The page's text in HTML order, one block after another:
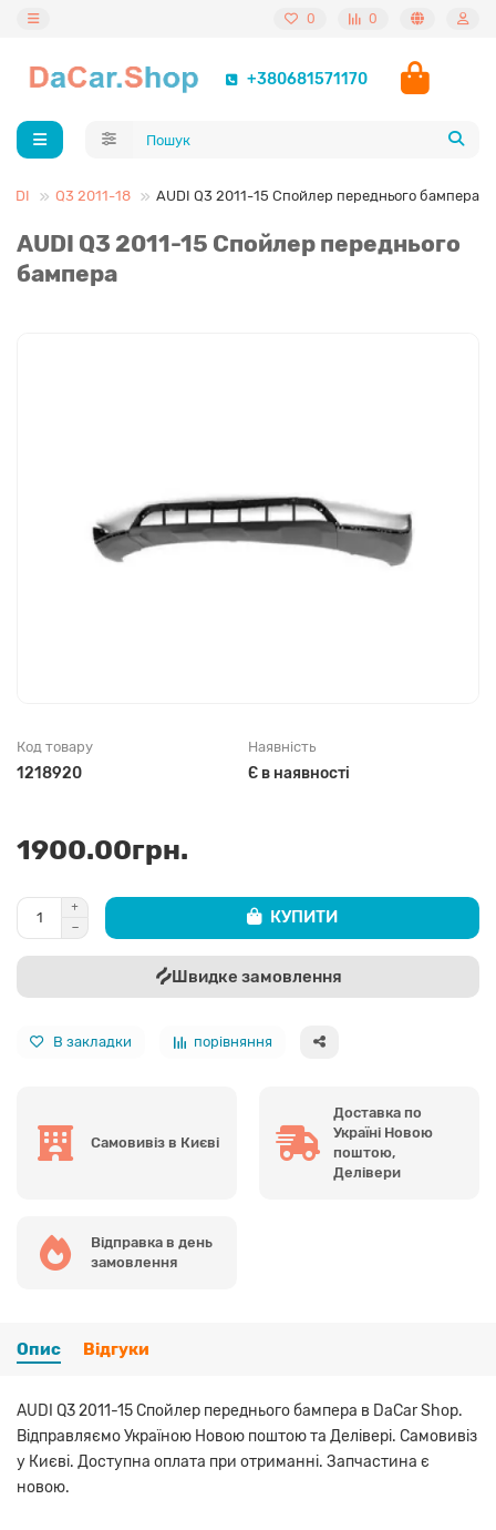
0 0
+380681571170
Q3 2011-18 AUDI Q3 2011-15 Спойлер переднього бампера
AUDI Q3 2011-15 Спойлер переднього
бампера
Код товару
1218920
Наявність
Є в наявності
1900.00грн.
КУПИТИ
Швидке замовлення
В закладки порівняння
Самовивіз в Києві
Доставка по
Україні Новою
поштою,
Делівери
Відправка в день
замовлення
Опис Відгуки
AUDI Q3 2011-15 Спойлер переднього бампера в DaCar Shop.
Відправляємо Україною Новою поштою та Делівері. Самовивіз
у Києві. Доступна оплата при отриманні. Запчастина є
новою.